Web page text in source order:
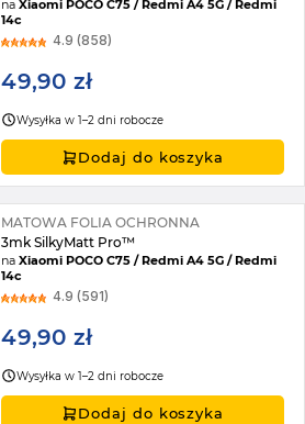
naXiaomi POCO C75 / Redmi A4 5G / Redmi
14c
4.9 (858)
49,90 zł
Wysyłka w 1–2 dni robocze
Dodaj do koszyka
MATOWA FOLIA OCHRONNA
3mk SilkyMatt Pro™
naXiaomi POCO C75 / Redmi A4 5G / Redmi
14c
4.9 (591)
49,90 zł
Wysyłka w 1–2 dni robocze
Dodaj do koszyka